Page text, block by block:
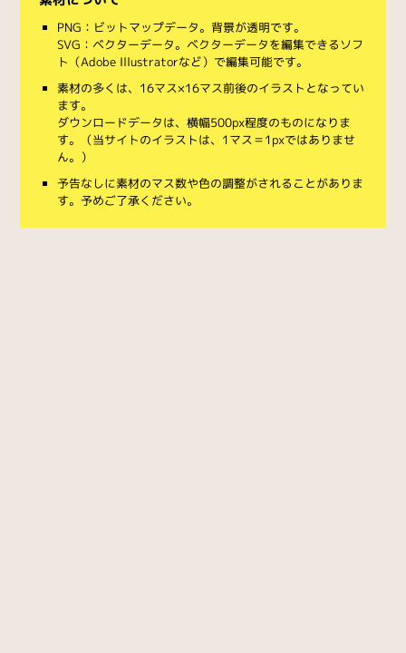
PNG：ビットマップデータ。背景が透明です。
SVG：ベクターデータ。ベクターデータを編集できるソフ
ト（Adobe Illustratorなど）で編集可能です。
素材の多くは、16マス×16マス前後のイラストとなってい
ます。
ダウンロードデータは、横幅500px程度のものになりま
す。（当サイトのイラストは、1マス＝1pxではありませ
ん。）
予告なしに素材のマス数や色の調整がされることがありま
す。予めご了承ください。